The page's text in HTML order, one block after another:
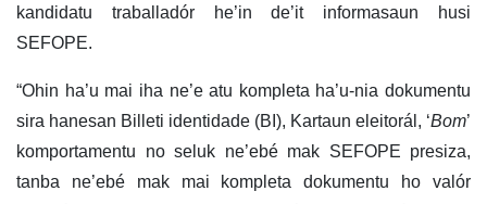
kandidatu traballadór he’in de’it informasaun husi
SEFOPE.
“Ohin ha’u mai iha ne’e atu kompleta ha’u-nia dokumentu
sira hanesan Billeti identidade (BI), Kartaun eleitorál, ‘Bom’
komportamentu no seluk ne’ebé mak SEFOPE presiza,
tanba ne’ebé mak mai kompleta dokumentu ho valór